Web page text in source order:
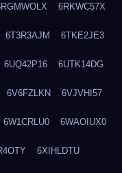
6RKWC57X
6T3R3AJM 6TKE2JE3
6UQ42P16 6UTK14DG
6V6FZLKN 6VJVHI57
6W1CRLU0 6WAOIUX0
6XIHLDTU